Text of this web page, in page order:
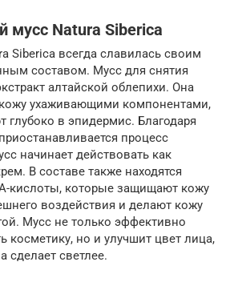
мусс Natura Siberica
Siberica всегда славилась своим
составом. Мусс для снятия
алтайской облепихи. Она
ухаживающими компонентами,
глубоко в эпидермис. Благодаря
процесс
начинает действовать как
В составе также находятся
кислоты, которые защищают кожу
воздействия и делают кожу
Мусс не только эффективно
косметику, но и улучшит цвет лица,
сделает светлее.